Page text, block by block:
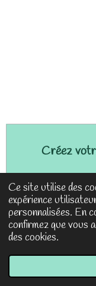
Ce site utilise des
expérience
personnalisées. En
confirmez que vous
des cookies.
Créez
© 2023 - 2026